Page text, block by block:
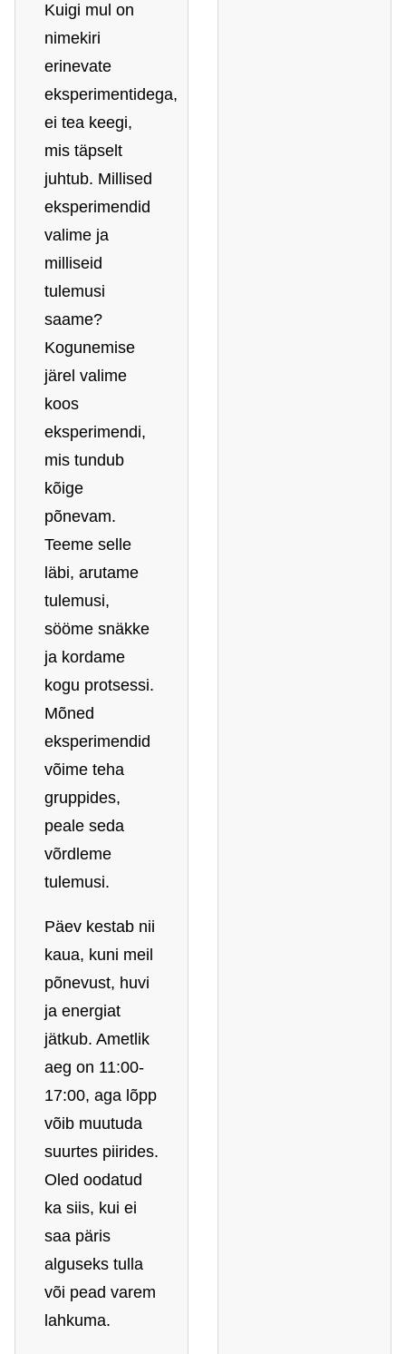
Kuigi mul on
nimekiri
erinevate
eksperimentidega,
ei tea keegi,
mis täpselt
juhtub. Millised
eksperimendid
valime ja
milliseid
tulemusi
saame?
Kogunemise
järel valime
koos
eksperimendi,
mis tundub
kõige
põnevam.
Teeme selle
läbi, arutame
tulemusi,
sööme snäkke
ja kordame
kogu protsessi.
Mõned
eksperimendid
võime teha
gruppides,
peale seda
võrdleme
tulemusi.
Päev kestab nii
kaua, kuni meil
põnevust, huvi
ja energiat
jätkub. Ametlik
aeg on 11:00-
17:00, aga lõpp
võib muutuda
suurtes piirides.
Oled oodatud
ka siis, kui ei
saa päris
alguseks tulla
või pead varem
lahkuma.